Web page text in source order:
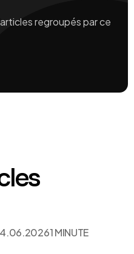
regroupés par ce
1 MINUTE